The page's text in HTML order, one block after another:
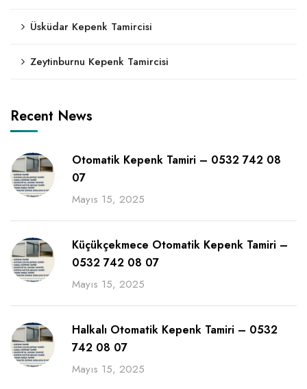
Üsküdar Kepenk Tamircisi
Zeytinburnu Kepenk Tamircisi
Recent News
Otomatik Kepenk Tamiri – 0532 742 08
07
Mayıs 15, 2025
Küçükçekmece Otomatik Kepenk Tamiri –
0532 742 08 07
Mayıs 15, 2025
Halkalı Otomatik Kepenk Tamiri – 0532
742 08 07
Mayıs 15, 2025